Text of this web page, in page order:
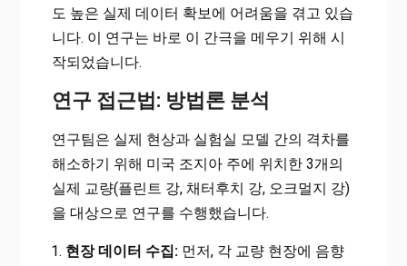
도 높은 실제 데이터 확보에 어려움을 겪고 있습
니다. 이 연구는 바로 이 간극을 메우기 위해 시
작되었습니다.
연구 접근법: 방법론 분석
연구팀은 실제 현상과 실험실 모델 간의 격차를
해소하기 위해 미국 조지아 주에 위치한 3개의
실제 교량(플린트 강, 채터후치 강, 오크멀지 강)
을 대상으로 연구를 수행했습니다.
현장 데이터 수집:먼저, 각 교량 현장에 음향